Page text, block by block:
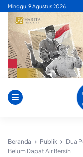
Skip
content
Minggu, 9 Agustus 2026
Beranda Publik
Dua
Belum Dapat Air Bersih